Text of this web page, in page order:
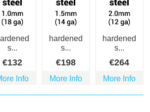
s...
€132
Info
hardened
s...
€198
More Info
hardened
s...
€264
More Info